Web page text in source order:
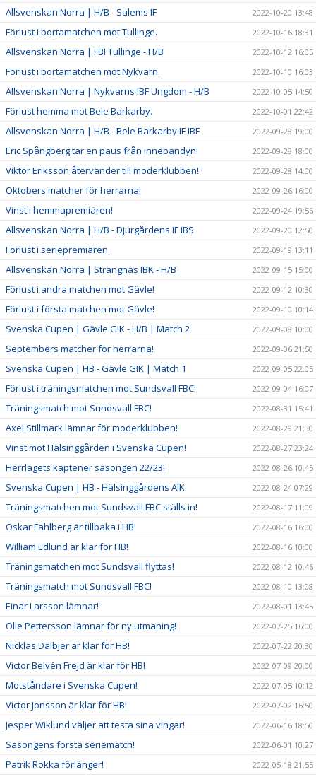
Allsvenskan Norra | H/B - Salems IF 2022-10-20 13:48
Förlust i bortamatchen mot Tullinge. 2022-10-16 18:31
Allsvenskan Norra | FBI Tullinge - H/B 2022-10-12 16:05
Förlust i bortamatchen mot Nykvarn. 2022-10-10 16:03
Allsvenskan Norra | Nykvarns IBF Ungdom - H/B 2022-10-05 14:50
Förlust hemma mot Bele Barkarby. 2022-10-01 22:42
Allsvenskan Norra | H/B - Bele Barkarby IF IBF 2022-09-28 19:00
Eric Spångberg tar en paus från innebandyn! 2022-09-28 18:00
Viktor Eriksson återvänder till moderklubben! 2022-09-28 14:00
Oktobers matcher för herrarna! 2022-09-26 16:00
Vinst i hemmapremiären! 2022-09-24 19:56
Allsvenskan Norra | H/B - Djurgårdens IF IBS 2022-09-20 12:50
Förlust i seriepremiären. 2022-09-19 13:11
Allsvenskan Norra | Strängnäs IBK - H/B 2022-09-15 15:00
Förlust i andra matchen mot Gävle! 2022-09-12 10:30
Förlust i första matchen mot Gävle! 2022-09-10 10:14
Svenska Cupen | Gävle GIK - H/B | Match 2 2022-09-08 10:00
Septembers matcher för herrarna! 2022-09-06 21:50
Svenska Cupen | HB - Gävle GIK | Match 1 2022-09-05 22:05
Förlust i träningsmatchen mot Sundsvall FBC! 2022-09-04 16:07
Träningsmatch mot Sundsvall FBC! 2022-08-31 15:41
Axel Stillmark lämnar för moderklubben! 2022-08-29 21:30
Vinst mot Hälsinggården i Svenska Cupen! 2022-08-27 23:24
Herrlagets kaptener säsongen 22/23! 2022-08-26 10:45
Svenska Cupen | HB - Hälsinggårdens AIK 2022-08-24 07:29
Träningsmatchen mot Sundsvall FBC ställs in! 2022-08-17 11:09
Oskar Fahlberg är tillbaka i HB! 2022-08-16 16:00
William Edlund är klar för HB! 2022-08-16 10:00
Träningsmatchen mot Sundsvall flyttas! 2022-08-12 10:46
Träningsmatch mot Sundsvall FBC! 2022-08-10 13:08
Einar Larsson lämnar! 2022-08-01 13:45
Olle Pettersson lämnar för ny utmaning! 2022-07-25 16:00
Nicklas Dalbjer är klar för HB! 2022-07-22 20:30
Victor Belvén Frejd är klar för HB! 2022-07-09 20:00
Motståndare i Svenska Cupen! 2022-07-05 10:12
Victor Jonsson är klar för HB! 2022-07-02 16:50
Jesper Wiklund väljer att testa sina vingar! 2022-06-16 18:50
Säsongens första seriematch! 2022-06-01 10:27
Patrik Rokka förlänger! 2022-05-18 21:55